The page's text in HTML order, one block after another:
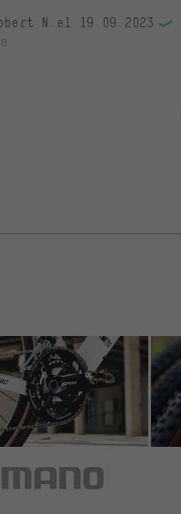
N. el 19.09.2023
ein 'Arm' war etwas
am Made in Taiwan liegt
stabil und solide!
M.el 31.05.2023